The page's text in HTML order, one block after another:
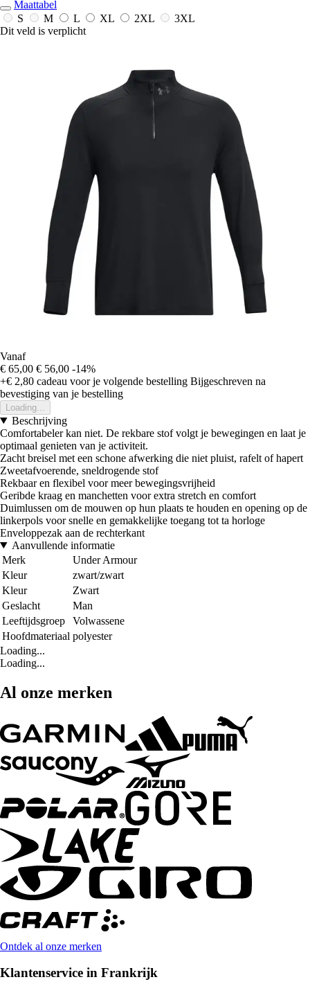
Maattabel
S
M L XL 2XL
3XL
Dit veld is verplicht
Vanaf
€ 65,00 € 56,00 -14%
+€ 2,80 cadeau voor je volgende bestelling Bijgeschreven na
bevestiging van je bestelling
Loading...
Beschrijving
Comfortabeler kan niet. De rekbare stof volgt je bewegingen en laat je
optimaal genieten van je activiteit.
Zacht breisel met een schone afwerking die niet pluist, rafelt of hapert
Zweetafvoerende, sneldrogende stof
Rekbaar en flexibel voor meer bewegingsvrijheid
Geribde kraag en manchetten voor extra stretch en comfort
Duimlussen om de mouwen op hun plaats te houden en opening op de
linkerpols voor snelle en gemakkelijke toegang tot ta horloge
Enveloppezak aan de rechterkant
Aanvullende informatie
Merk
Under Armour
Kleur
zwart/zwart
Kleur
Zwart
Geslacht
Man
Leeftijdsgroep
Volwassene
Hoofdmateriaal polyester
Loading...
Loading...
Al onze merken
Ontdek al onze merken
Klantenservice in Frankrijk